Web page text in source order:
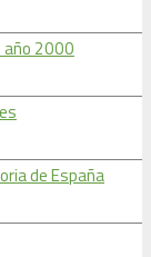
año 2000
de España